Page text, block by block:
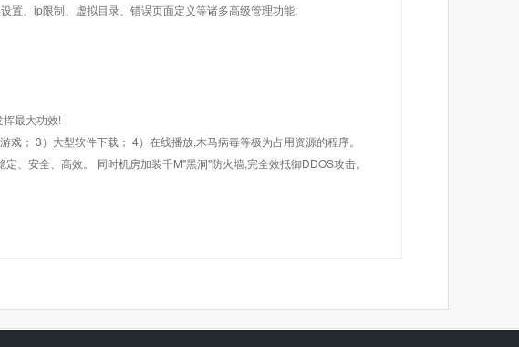
置、ip限制、虚拟目录、错误页面定义等诸多高级管理功能;
最大功效!
； 3）大型软件下载； 4）在线播放,木马病毒等极为占用资源的程序。
、安全、高效。 同时机房加装千M"黑洞"防火墙,完全效抵御DDOS攻击。